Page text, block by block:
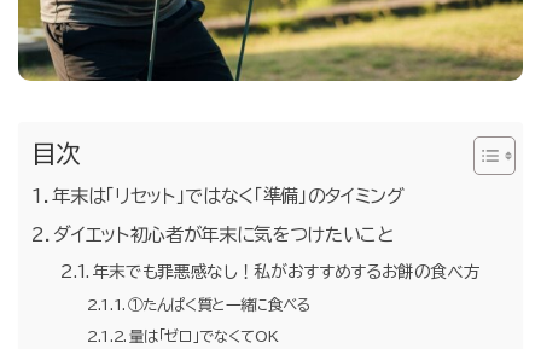
目次
年末は「リセット」ではなく「準備」のタイミング
ダイエット初心者が年末に気をつけたいこと
年末でも罪悪感なし！私がおすすめするお餅の食べ方
①たんぱく質と一緒に食べる
量は「ゼロ」でなくてOK